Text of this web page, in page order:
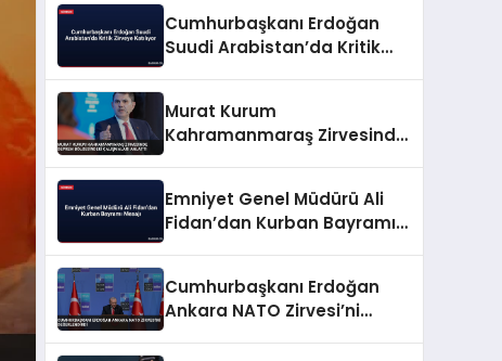
Cumhurbaşkanı Erdoğan
Suudi Arabistan’da Kritik
Murat Kurum
Kahramanmaraş Zirvesinde
Emniyet Genel Müdürü Ali
Fidan’dan Kurban Bayramı
Cumhurbaşkanı Erdoğan
Ankara NATO Zirvesi’ni